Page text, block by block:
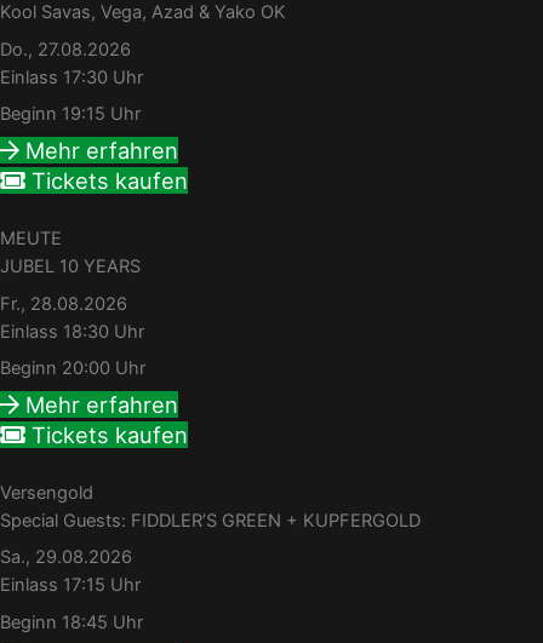
Kool Savas, Vega, Azad & Yako OK
Do., 27.08.2026
Einlass 17:30 Uhr
Beginn 19:15 Uhr
Mehr erfahren
Tickets kaufen
MEUTE
JUBEL 10 YEARS
Fr., 28.08.2026
Einlass 18:30 Uhr
Beginn 20:00 Uhr
Mehr erfahren
Tickets kaufen
Versengold
Special Guests: FIDDLER’S GREEN + KUPFERGOLD
Sa., 29.08.2026
Einlass 17:15 Uhr
Beginn 18:45 Uhr